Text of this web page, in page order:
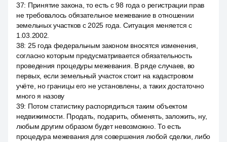
37: Принятие закона, то есть с 98 года о регистрации прав
не требовалось обязательное межевание в отношении
земельных участков с 2025 года. Ситуация меняется с
1.03.2002.
38: 25 года федеральным законом вносятся изменения,
согласно которым предусматривается обязательность
проведения процедуры межевания. В ряде случаев, во
первых, если земельный участок стоит на кадастровом
учёте, но границы его не установлены, а таких достаточно
много я назову
39: Потом статистику распорядиться таким объектом
недвижимости. Продать, подарить, обменять, заложить, ну,
любым другим образом будет невозможно. То есть
процедура межевания для совершения любой сделки, либо